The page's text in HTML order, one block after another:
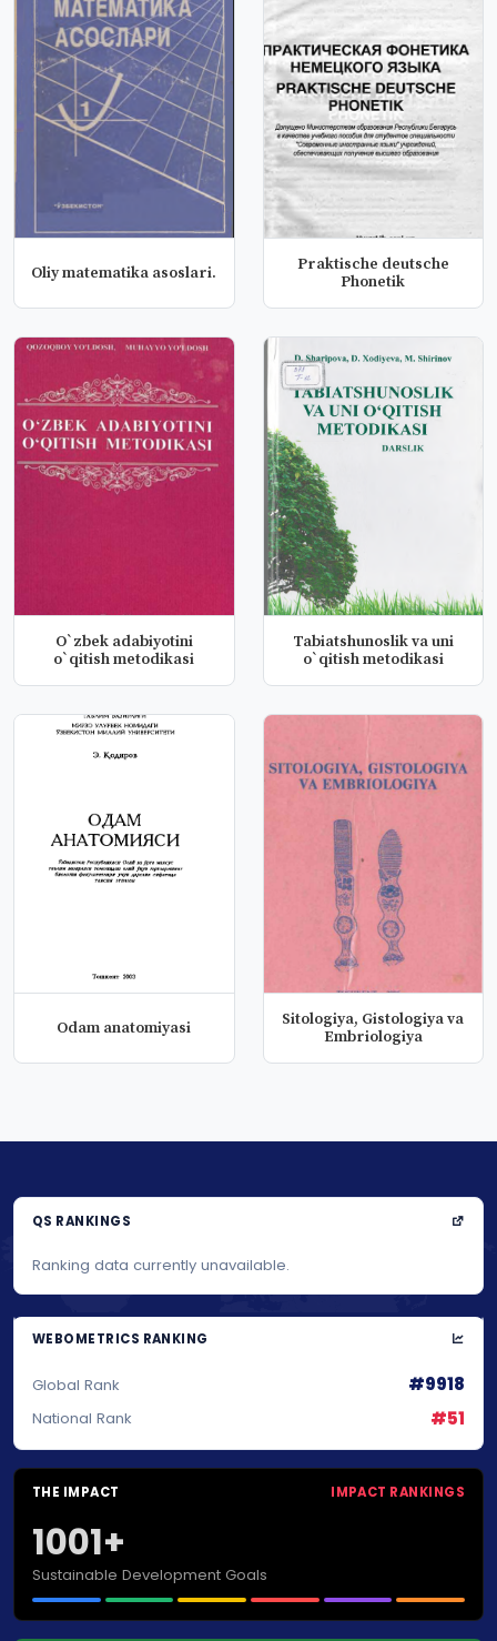
Oliy matematika asoslari.
Praktische deutsche
Phonetik
O`zbek adabiyotini
o`qitish metodikasi
Tabiatshunoslik va uni
o`qitish metodikasi
Odam anatomiyasi
Sitologiya, Gistologiya va
Embriologiya
QS RANKINGS
Ranking data currently unavailable.
WEBOMETRICS RANKING
Global Rank #9918
National Rank #51
THE IMPACT IMPACT RANKINGS
1001+
Sustainable Development Goals